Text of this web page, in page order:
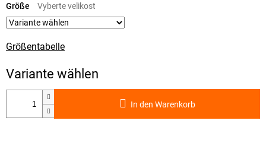
Größentabelle
Größe
In den Warenkorb